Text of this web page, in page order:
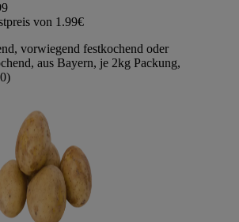
von 1.99€
vorwiegend festkochend oder
aus Bayern, je 2kg Packung,